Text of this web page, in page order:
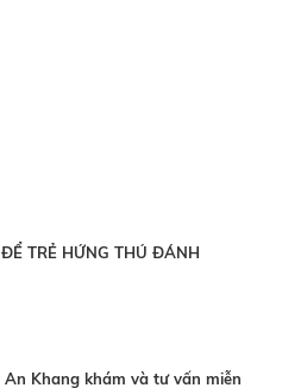
TRẺ HỨNG THÚ ĐÁNH
An Khang khám và tư vấn miễn